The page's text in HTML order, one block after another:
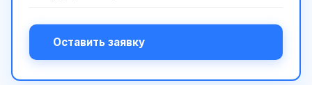
Оставить заявку